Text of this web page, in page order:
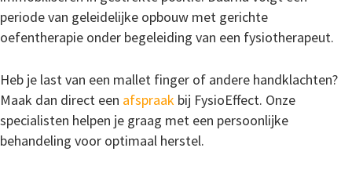
periode van geleidelijke opbouw met gerichte
oefentherapie onder begeleiding van een fysiotherapeut.
Heb je last van een mallet finger of andere handklachten?
Maak dan direct een afspraak bij FysioEffect. Onze
specialisten helpen je graag met een persoonlijke
behandeling voor optimaal herstel.